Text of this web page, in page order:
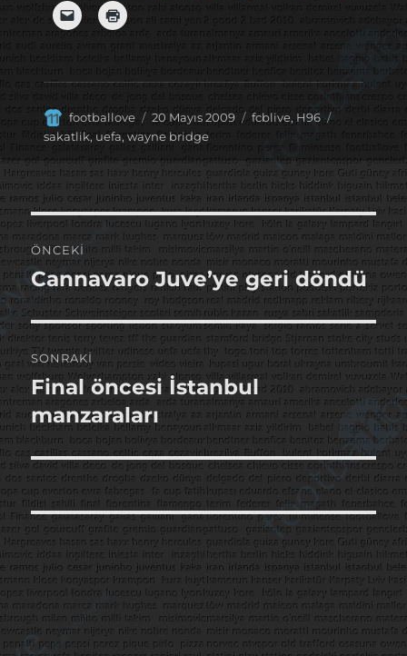
Yazar
footballove
Yayın
tarihi
20 Mayıs 2009 Kategoriler
fcblive, H96
sakatlik, uefa, wayne bridge
Yazı
gezinmesi
ÖNCEKI
Önceki
yazı:
Cannavaro Juve’ye geri döndü
SONRAKI
Sonraki
yazı:
Final öncesi İstanbul
manzaraları